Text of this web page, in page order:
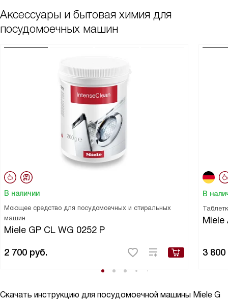
Аксессуары и бытовая химия для
посудомоечных машин
В наличии
Моющее средство для посудомоечных и стиральных
машин
Miele GP CL WG 0252 P
2 700 руб.
В
Miele
3 800
Скачать инструкцию для посудомоечной машины Miele G